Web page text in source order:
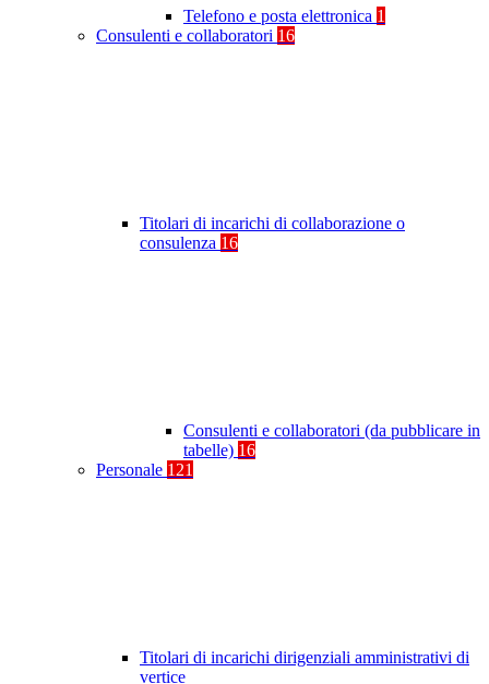
Telefono e posta elettronica 1
Consulenti e collaboratori 16
Titolari di incarichi di collaborazione o
consulenza 16
Consulenti e collaboratori (da pubblicare in
tabelle) 16
Personale 121
Titolari di incarichi dirigenziali amministrativi di
vertice